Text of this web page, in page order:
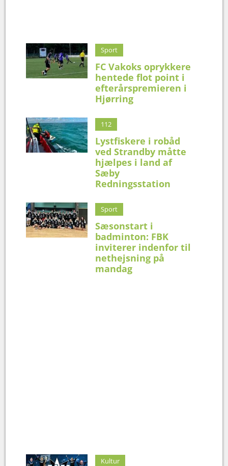
Sport
FC Vakoks oprykkere
hentede flot point i
efterårspremieren i
Hjørring
112
Lystfiskere i robåd
ved Strandby måtte
hjælpes i land af
Sæby
Redningsstation
Sport
Sæsonstart i
badminton: FBK
inviterer indenfor til
nethejsning på
mandag
Kultur